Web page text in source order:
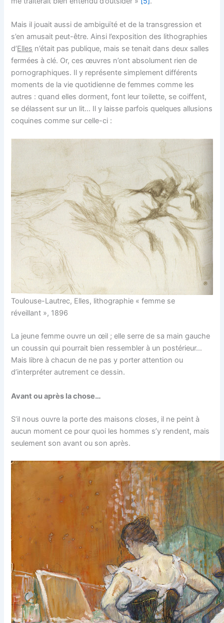
Mais il jouait aussi de ambiguïté et de la transgression et
s’en amusait peut-être. Ainsi l’exposition des lithographies
d’Elles n’était pas publique, mais se tenait dans deux salles
fermées à clé. Or, ces œuvres n’ont absolument rien de
pornographiques. Il y représente simplement différents
moments de la vie quotidienne de femmes comme les
autres : quand elles dorment, font leur toilette, se coiffent,
se délassent sur un lit… Il y laisse parfois quelques allusions
coquines comme sur celle-ci :
Toulouse-Lautrec, Elles, lithographie « femme se
réveillant », 1896
La jeune femme ouvre un œil ; elle serre de sa main gauche
un coussin qui pourrait bien ressembler à un postérieur…
Mais libre à chacun de ne pas y porter attention ou
d’interpréter autrement ce dessin.
Avant ou après la chose…
S’il nous ouvre la porte des maisons closes, il ne peint à
aucun moment ce pour quoi les hommes s’y rendent, mais
seulement son avant ou son après.